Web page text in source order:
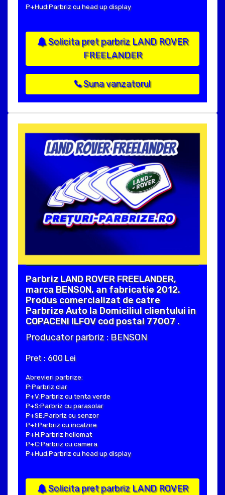
P+Hud:Parbriz cu head up display
Solicita pret parbriz LAND ROVER
FREELANDER
Suna vanzatorul
Parbriz LAND ROVER FREELANDER,
marca BENSON, an fabricatie 2012.
Produs comercializat de catre
Parbrize Auto la Domiciliul clientului in
COPACENI ILFOV cod postal 77007 .
Producator parbriz : BENSON
Pret : 600 Lei
Abrevieri parbrize:
P:Parbriz clar
P+V:Parbriz cu tenta verde
P+S:Parbriz cu parasolar
P+SE:Parbriz cu senzor
P+I:Parbriz cu incalzire
P+H:Parbriz heliomat
P+C:Parbriz cu camera
P+Hud:Parbriz cu head up display
Solicita pret parbriz LAND ROVER